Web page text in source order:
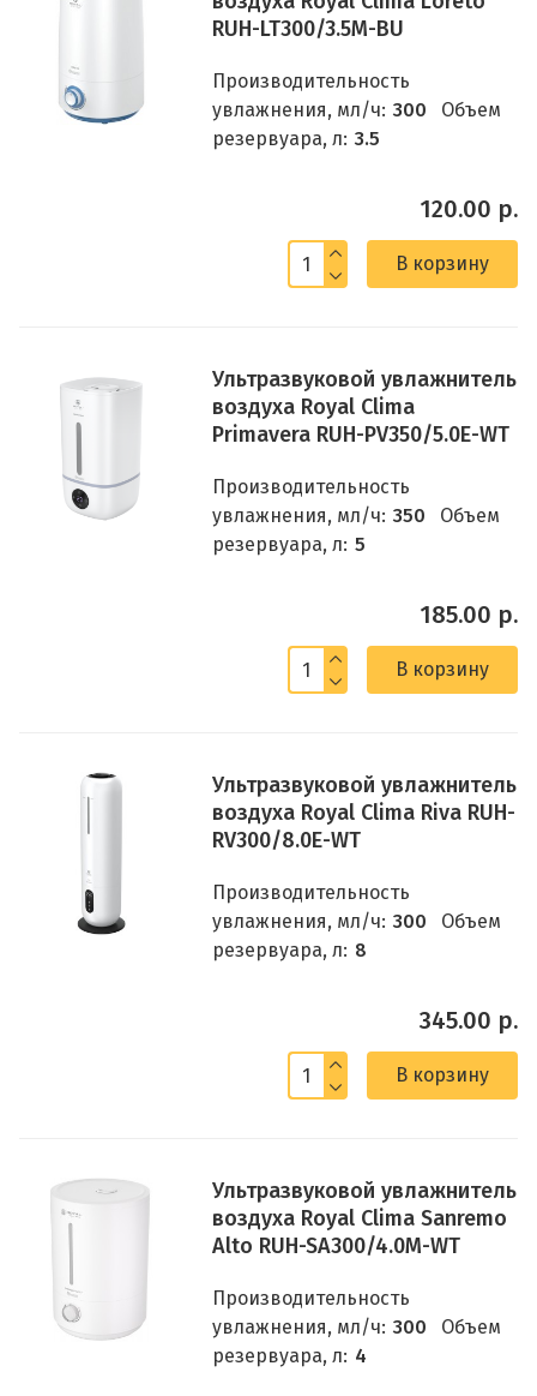
RUH-LT300/3.5M-BU
Производительность
увлажнения, мл/ч: 300
Объем
резервуара, л: 3.5
120.00 р.
В корзину
Ультразвуковой увлажнитель
воздуха Royal Clima
Primavera RUH-PV350/5.0E-WT
Производительность
увлажнения, мл/ч: 350
Объем
резервуара, л: 5
185.00 р.
В корзину
Ультразвуковой увлажнитель
воздуха Royal Clima Riva RUH-
RV300/8.0E-WT
Производительность
увлажнения, мл/ч: 300
Объем
резервуара, л: 8
345.00 р.
В корзину
Ультразвуковой увлажнитель
воздуха Royal Clima Sanremo
Alto RUH-SA300/4.0M-WT
Производительность
увлажнения, мл/ч: 300
Объем
резервуара, л: 4